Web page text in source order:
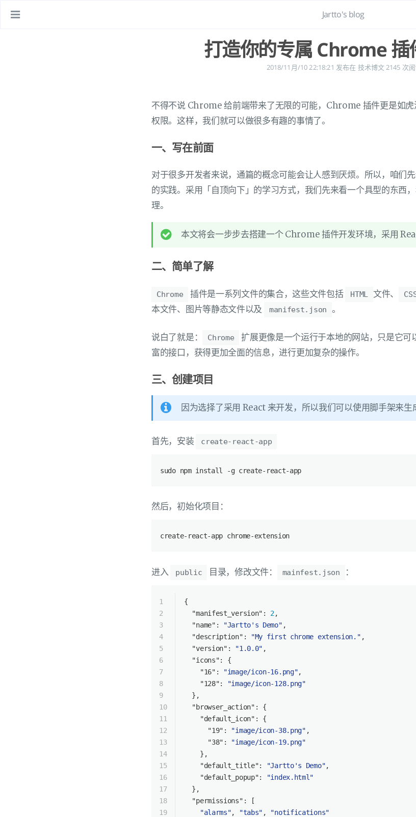
Jartto's blog
打造你的专属 Chrome 插
2018/11月/10 22:18:21 发布在 技术博文2145 次
不得不说 Chrome 给前端带来了无限的可能，Chrome 插件更是如
权限。这样，我们就可以做很多有趣的事情了。
一、写在前面
对于很多开发者来说，通篇的概念可能会让人感到厌烦。所以，咱们
的实践。采用「自顶向下」的学习方式，我们先来看一个具型的东西
理。
本文将会一步步去搭建一个 Chrome 插件开发环境，采用
二、简单了解
Chrome 插件是一系列文件的集合，这些文件包括 HTML 文件、
本文件、图片等静态文件以及
manifest.json 。
说白了就是： Chrome 扩展更像是一个运行于本地的网站，只是它可
富的接口，获得更加全面的信息，进行更加复杂的操作。
三、创建项目
因为选择了采用 React 来开发，所以我们可以使用脚手架来生
首先，安装 create-react-app
sudo npm install -g create-react-app
然后，初始化项目：
create-react-app chrome-extension
进入 public 目录，修改文件： mainfest.json ：
1
2
3
4
5
6
7
8
9
10
11
12
13
14
15
16
17
18
19
{
"manifest_version" : 2,
"name" : "Jartto's Demo" ,
"description" : "My first chrome extension." ,
"version" : "1.0.0" ,
"icons": {
"16" : "image/icon-16.png",
"128":
"image/icon-128.png"
  },
"browser_action" : {
"default_icon" : {
"19" : "image/icon-38.png" ,
"38" : "image/icon-19.png"
    },
"default_title": "Jartto's Demo",
"default_popup":
"index.html"
  },
"permissions" : [
"alarms", "tabs" , "notifications"